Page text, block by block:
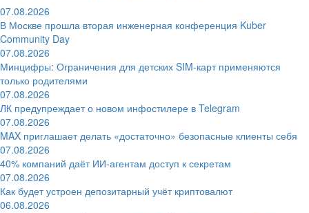
07.08.2026
В Москве прошла вторая инженерная конференция Kuber
Community Day
07.08.2026
Минцифры: Ограничения для детских SIM-карт применяются
только родителями
07.08.2026
ЛК предупреждает о новом инфостилере в Telegram
07.08.2026
MAX приглашает делать «достаточно» безопасные клиенты себя
07.08.2026
40% компаний даёт ИИ‑агентам доступ к секретам
07.08.2026
Как будет устроен депозитарный учёт криптовалют
06.08.2026